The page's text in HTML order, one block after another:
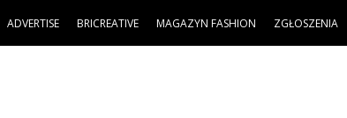
ADVERTISE BRICREATIVE MAGAZYN FASHION ZGŁOSZENIA